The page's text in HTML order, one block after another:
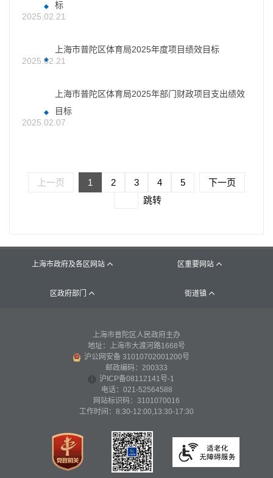
标
2025.02.21
上海市普陀区体育局2025年度项目绩效目标
2025.02.21
上海市普陀区体育局2025年部门财政项目支出绩效
目标
2025.02.07
上一页 1 2 3 4 5
下一页
跳转
上海市政府及各区网站  区重要网站 
区政府部门  街道镇 
上海市普陀区人民政府主办
地址：上海市大渡河路1668号
沪公网安备 31010702001200号
邮政编码：200333
沪ICP备08112141号-1
电话：021-52564588
网站标识码：3101070016
工作时间：8:30-12:00,13:30-17:30